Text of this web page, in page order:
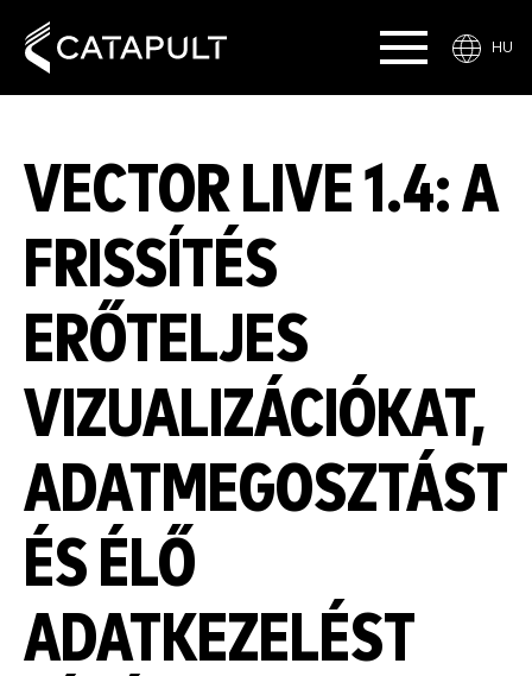
HU
VECTOR LIVE 1.4: A
FRISSÍTÉS
ERŐTELJES
VIZUALIZÁCIÓKAT,
ADATMEGOSZTÁST
ÉS ÉLŐ
ADATKEZELÉST